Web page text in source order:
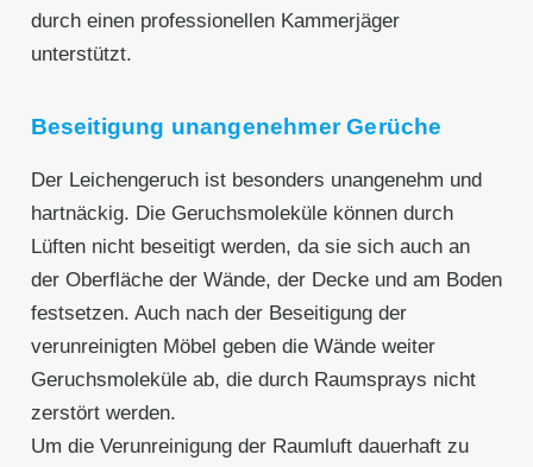
durch einen professionellen Kammerjäger
unterstützt.
Beseitigung unangenehmer Gerüche
Der Leichengeruch ist besonders unangenehm und
hartnäckig. Die Geruchsmoleküle können durch
Lüften nicht beseitigt werden, da sie sich auch an
der Oberfläche der Wände, der Decke und am Boden
festsetzen. Auch nach der Beseitigung der
verunreinigten Möbel geben die Wände weiter
Geruchsmoleküle ab, die durch Raumsprays nicht
zerstört werden.
Um die Verunreinigung der Raumluft dauerhaft zu